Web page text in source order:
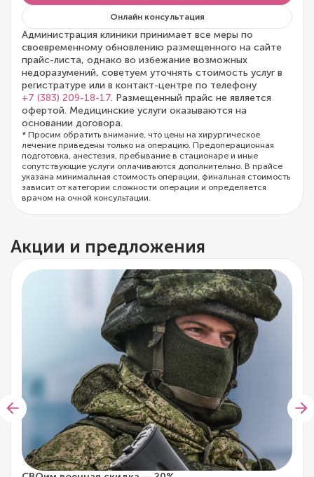
Онлайн консультация
Администрация клиники принимает все меры по
своевременному обновлению размещенного на сайте
прайс-листа, однако во избежание возможных
недоразумений, советуем уточнять стоимость услуг в
регистратуре или в контакт-центре по телефону
+7 (383) 209-18-17. Размещенный прайс не является
офертой. Медицинские услуги оказываются на
основании договора.
* Просим обратить внимание, что цены на хирургическое
лечение приведены только на операцию. Предоперационная
подготовка, анестезия, пребывание в стационаре и иные
сопутствующие услуги оплачиваются дополнительно. В прайсе
указана минимальная стоимость операции, финальная стоимость
зависит от категории сложности операции и определяется
врачом на очной консультации.
Акции и предложения